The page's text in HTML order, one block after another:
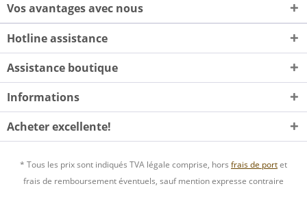
Vos avantages avec nous
Hotline assistance
Assistance boutique
Informations
Acheter excellente!
* Tous les prix sont indiqués TVA légale comprise, hors frais de portet
frais de remboursement éventuels, sauf mention expresse contraire